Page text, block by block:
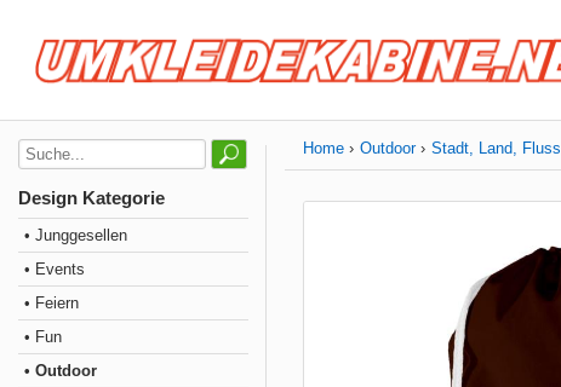
Design Kategorie
• Junggesellen
• Events
• Feiern
• Fun
• Outdoor
Home Outdoor Stadt, Land, Fluss